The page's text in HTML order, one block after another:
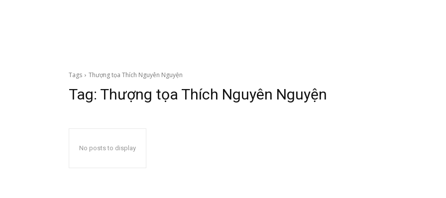
Tags Thượng tọa Thích Nguyên Nguyện
Tag: Thượng tọa Thích Nguyên Nguyện
No posts to display